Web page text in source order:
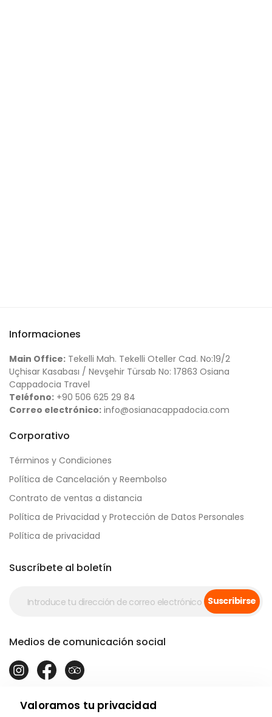
Informaciones
Main Office: Tekelli Mah. Tekelli Oteller Cad. No:19/2
Uçhisar Kasabası / Nevşehir Türsab No: 17863 Osiana
Cappadocia Travel
Teléfono: +90 506 625 29 84
Correo electrónico: info@osianacappadocia.com
Corporativo
Términos y Condiciones
Política de Cancelación y Reembolso
Contrato de ventas a distancia
Política de Privacidad y Protección de Datos Personales
Política de privacidad
Suscríbete al boletín
Suscribirse
Medios de comunicación social
Valoramos tu privacidad